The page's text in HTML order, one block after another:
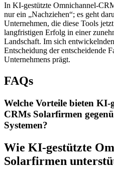
In KI-gestützte Omnichannel-
nur ein „Nachziehen“; es geht
Unternehmen, die diese Tools
langfristigen Erfolg in einer
Landschaft. Im sich
Entscheidung der entscheidende
Unternehmens prägt.
FAQs
Welche Vorteile bieten
CRMs Solarfirmen
Systemen?
Wie KI-gestützte
Solarfirmen